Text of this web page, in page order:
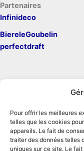
Pour offrir les meilleures
telles que les cookies
appareils. Le fait de
traiter des données telles
uniques sur ce site. Le
Partenaires
Infinideco
BiereleGoubelin
perfectdraft
Mentions légales
Contact
Conditions générales